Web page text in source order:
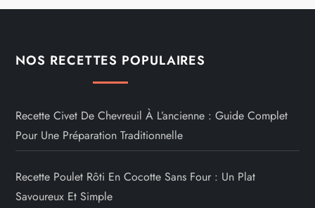
NOS RECETTES POPULAIRES
Recette Civet De Chevreuil À L’ancienne : Guide Complet
Pour Une Préparation Traditionnelle
Recette Poulet Rôti En Cocotte Sans Four : Un Plat
Savoureux Et Simple